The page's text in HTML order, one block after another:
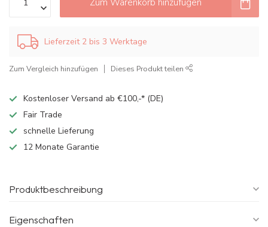
Lieferzeit 2 bis 3 Werktage
Zum Vergleich hinzufügen Dieses Produkt teilen
Kostenloser Versand ab €100,-* (DE)
Fair Trade
schnelle Lieferung
12 Monate Garantie
Produktbeschreibung
Eigenschaften